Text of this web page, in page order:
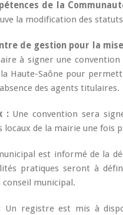
de la
la modification des
de gestion pour la
à signer une
Haute-Saône pour
des agents titulaires.
: Une convention sera
locaux de la mairie une fois
est informé de la
pratiques seront à
municipal.
Un registre est mis à